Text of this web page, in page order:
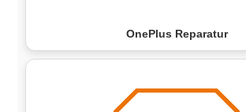
OnePlus Reparatur